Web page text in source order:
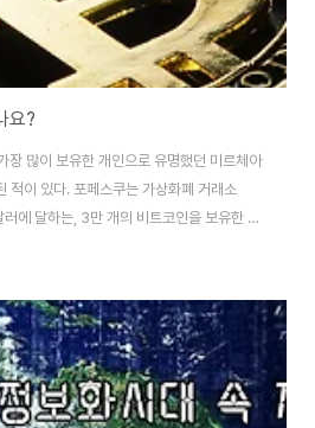
요?
장 많이 보유한 개인으로 유명했던 미르체아
적이 있다. 포페스쿠는 가상화폐 거래소
에 달하는, 3만 개의 비트코인을 보유한 것
에서 휴양을 즐기다 물놀이에 익사한 것으
를 설립한 제럴드 코튼 역시 인도 여행 중
족들 또한 그의 2억 5,000만 달러에 달하
다 (회사의 부채를 감당하기 어려워 죽음을
않다). 모든 가상화폐는 개인 키를 통해서